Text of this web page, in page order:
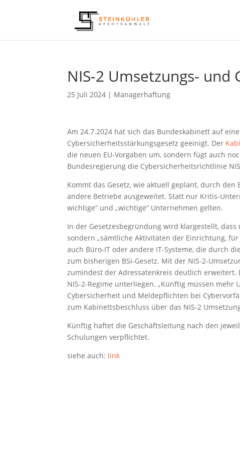
NIS-2 Umsetzungs-
25 Juli 2024 | Managerhaftung
Am 24.7.2024 hat sich das Bundeskabinett auf
Cybersicherheitsstärkungsgesetz geeinigt. Der
die neuen EU-Vorgaben um, sondern fügt auch
Bundesregierung die Cybersicherheitsrichtlinie
Kommt das Gesetz, wie aktuell geplant, durch
andere Betriebe ausgeweitet. Statt nur Kritis-
wichtige“ und „wichtige“ Unternehmen gelten.
In der Gesetzesbegründung wird klargestellt,
sondern „sämtliche Aktivitäten der Einrichtung,
auch Büro-IT oder andere IT-Systeme, die durch
zum bisherigen BSI-Gesetz. Mit der NIS-2-
zumindest der Adressatenkreis deutlich erweitert.
NIS-2-Regime unterliegen. „Künftig müssen
Cybersicherheit und Meldepflichten bei
zum Kabinettsbeschluss über das NIS-2
Künftig haftet die Geschäftsleitung nach den
Schulungen verpflichtet.
siehe auch: link